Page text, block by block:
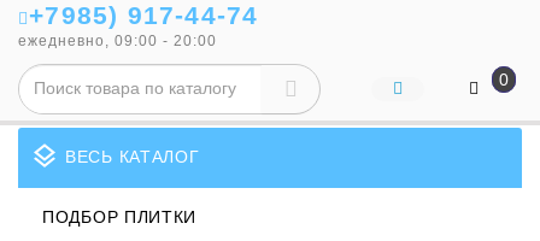
+7985) 917-44-74
ежедневно, 09:00 - 20:00
0
layers ВЕСЬ КАТАЛОГ
ПОДБОР ПЛИТКИ